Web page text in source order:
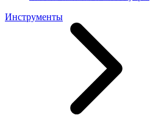
Инструменты